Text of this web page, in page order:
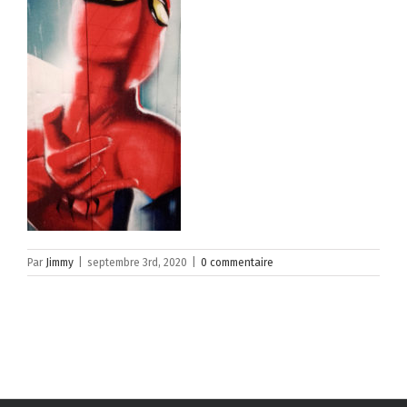
Par Jimmy septembre 3rd, 2020 0 commentaire